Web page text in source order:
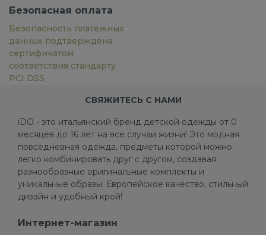
Безопасная оплата
Безопасность платёжных
данных подтверждена
сертификатом
соответствия стандарту
PCI DSS
СВЯЖИТЕСЬ С НАМИ
iDO - это итальянский бренд детской одежды от 0
месяцев до 16 лет на все случаи жизни! Это модная
повседневная одежда, предметы которой можно
легко комбинировать друг с другом, создавая
разнообразные оригинальные комплекты и
уникальные образы. Европейское качество, стильный
дизайн и удобный крой!
Интернет-магазин